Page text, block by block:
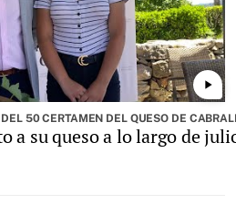
play_arrow
50 CERTAMEN DEL QUESO DE
a su queso a lo largo de